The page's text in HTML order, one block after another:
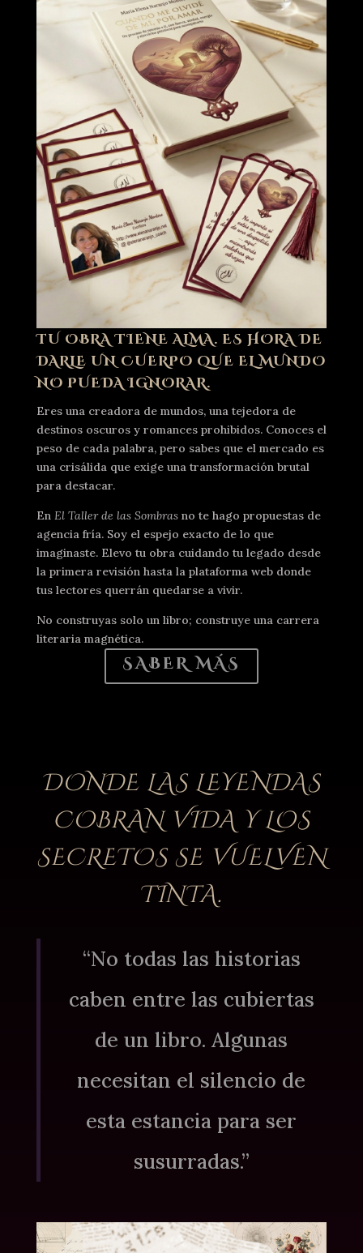
TU OBRA TIENE ALMA. ES HORA DE
DARLE UN CUERPO QUE EL MUNDO
NO PUEDA IGNORAR.
Eres una creadora de mundos, una tejedora de
destinos oscuros y romances prohibidos. Conoces el
peso de cada palabra, pero sabes que el mercado es
una crisálida que exige una transformación brutal
para destacar.
En El Taller de las Sombrasno te hago propuestas de
agencia fría. Soy el espejo exacto de lo que
imaginaste. Elevo tu obra cuidando tu legado desde
la primera revisión hasta la plataforma web donde
tus lectores querrán quedarse a vivir.
No construyas solo un libro; construye una carrera
literaria magnética.
SABER MÁS
DONDE LAS LEYENDAS
COBRAN VIDA Y LOS
SECRETOS SE VUELVEN
TINTA.
“No todas las historias
caben entre las cubiertas
de un libro. Algunas
necesitan el silencio de
esta estancia para ser
susurradas.”